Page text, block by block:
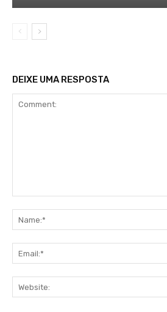
DEIXE UMA RESPOSTA